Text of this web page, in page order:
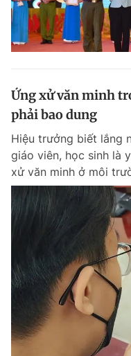
Ứng xử văn minh
phải bao dung
Hiệu trưởng biết lắng
giáo viên, học sinh là
xử văn minh ở môi